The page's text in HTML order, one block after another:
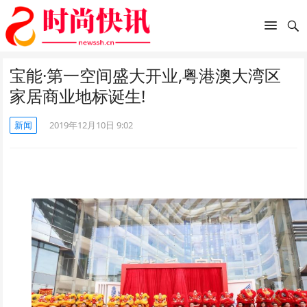
宝能·第一空间盛大开业,粤港澳大湾区
家居商业地标诞生!
新闻 2019年12月10日 9:02